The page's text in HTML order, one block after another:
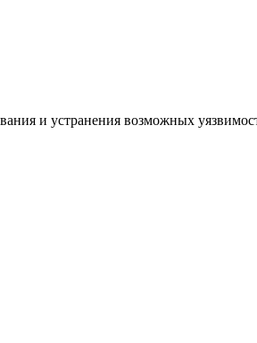
и устранения возможных